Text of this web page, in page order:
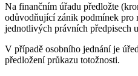
Na finančním úřadu předložte
odůvodňující zánik podmínek pro
jednotlivých právních předpisech
V případě osobního jednání je
předložení průkazu totožnosti.